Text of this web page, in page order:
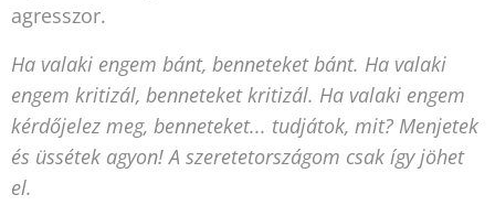
agresszor.
Ha valaki engem bánt, benneteket bánt. Ha valaki
engem kritizál, benneteket kritizál. Ha valaki engem
kérdőjelez meg, benneteket... tudjátok, mit? Menjetek
és üssétek agyon! A szeretetországom csak így jöhet
el.